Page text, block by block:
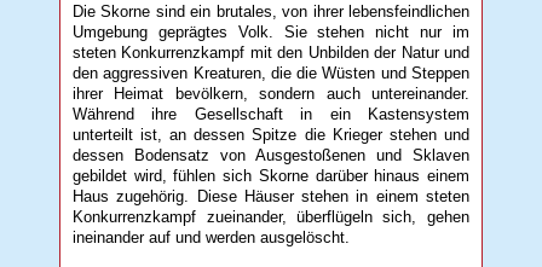
Die Skorne sind ein brutales, von ihrer lebensfeindlichen
Umgebung geprägtes Volk. Sie stehen nicht nur im
steten Konkurrenzkampf mit den Unbilden der Natur und
den aggressiven Kreaturen, die die Wüsten und Steppen
ihrer Heimat bevölkern, sondern auch untereinander.
Während ihre Gesellschaft in ein Kastensystem
unterteilt ist, an dessen Spitze die Krieger stehen und
dessen Bodensatz von Ausgestoßenen und Sklaven
gebildet wird, fühlen sich Skorne darüber hinaus einem
Haus zugehörig. Diese Häuser stehen in einem steten
Konkurrenzkampf zueinander, überflügeln sich, gehen
ineinander auf und werden ausgelöscht.